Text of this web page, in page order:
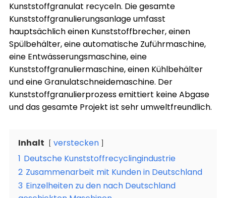
Kunststoffgranulat recyceln. Die gesamte
Kunststoffgranulierungsanlage umfasst
hauptsächlich einen Kunststoffbrecher, einen
Spülbehälter, eine automatische Zuführmaschine,
eine Entwässerungsmaschine, eine
Kunststoffgranuliermaschine, einen Kühlbehälter
und eine Granulatschneidemaschine. Der
Kunststoffgranulierprozess emittiert keine Abgase
und das gesamte Projekt ist sehr umweltfreundlich.
Inhalt
verstecken
1 Deutsche Kunststoffrecyclingindustrie
2 Zusammenarbeit mit Kunden in Deutschland
3 Einzelheiten zu den nach Deutschland